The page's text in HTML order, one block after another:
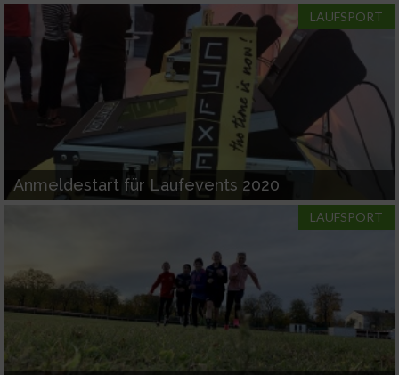
LAUFSPORT
Anmeldestart für Laufevents 2020
LAUFSPORT